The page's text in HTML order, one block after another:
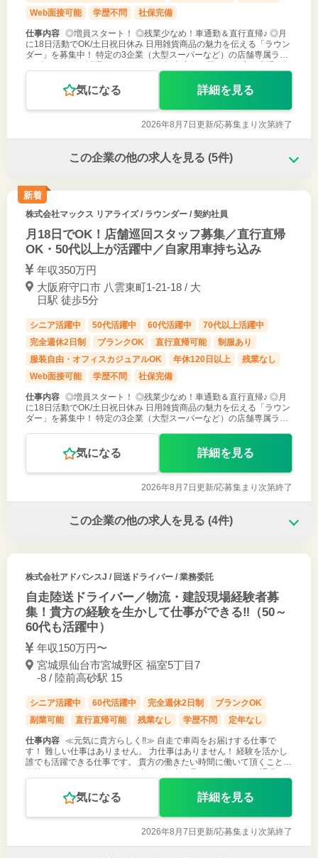
Web面接可能
学歴不問 社保完備
仕事内容 ◎増員スタート！ ◎残業少なめ！車通勤＆直行直帰♪ ◎月
に18日活動でOK/土日祝日休み 日用雑貨商品の魅力を伝える「ラウン
ダー」を募集中！ 特定の3企業（大型スーパーなど）の店舗専属ラウ
ンダーとしてご活躍いただきます。 担当店舗を回り、各店の売場ご担
当者様と
気になる 詳細を見る
2026年8月7日更新/応募集まり次第終了
この企業の他の求人を見る (5件)
新着
株式会社マックス リアライズ/ ラウンダー / 契約社員
月18日でOK！店舗巡回スタッフ募集／直行直帰
OK・50代以上が活躍中／自家用車持ち込み
年収350万円
大阪府守口市 八雲東町1-21-18 / 大
日駅 徒歩5分
シニア活躍中 50代活躍中 60代活躍中
70代以上活躍中
完全週休2日制
ブランクOK 直行直帰可能
制服あり
服装自由・オフィスカジュアルOK
年休120日以上
残業なし
Web面接可能
学歴不問 社保完備
仕事内容 ◎増員スタート！ ◎残業少なめ！車通勤＆直行直帰♪ ◎月
に18日活動でOK/土日祝日休み 日用雑貨商品の魅力を伝える「ラウン
ダー」を募集中！ 特定の3企業（大型スーパーなど）の店舗専属ラウ
気になる 詳細を見る
2026年8月7日更新/応募集まり次第終了
この企業の他の求人を見る (4件)
株式会社アドバンスJ / 回送ドライバー / 業務委託
自走陸送ドライバー／物流・建設現場経験者募
集！貴方の経験を生かして仕事ができる‼（50～
60代も活躍中）
年収150万円〜
宮城県仙台市宮城野区 福室5丁目7
-8 / 陸前高砂駅 15
シニア活躍中 60代活躍中 完全週休2日制
ブランクOK
副業可能
直行直帰可能 残業なし 学歴不問 定年なし
仕事内容
≪元気に貴方らしく‼≫ 自走で車両をお届けする仕事で
す！ 難しい仕事はありません。 力仕事はありません！ 経験を活かし
誰でも活躍できる仕事です。 貴方の働きたい時間に働いて頂くことも
気になる 詳細を見る
2026年8月7日更新/応募集まり次第終了